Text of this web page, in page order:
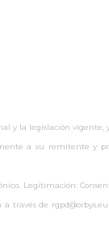
y la legislación
a su remitente y
Legitimación:
través de